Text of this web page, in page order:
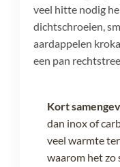
veel hitte nodig
dichtschroeien,
aardappelen
een pan
Kort
dan inox of
veel warmte
waarom het zo